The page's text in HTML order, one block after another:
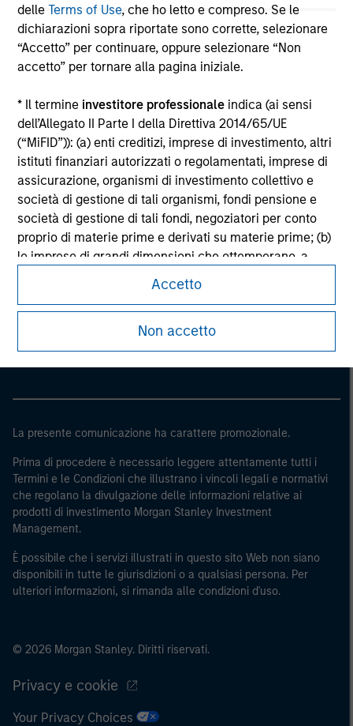
delleTerms of Use, che ho letto e compreso. Se le
dichiarazioni sopra riportate sono corrette, selezionare
“Accetto” per continuare, oppure selezionare “Non
accetto” per tornare alla pagina iniziale.
* Il termine investitore professionale indica (ai sensi
dell’Allegato II Parte I della Direttiva 2014/65/UE
(“MiFID”)): (a) enti creditizi, imprese di investimento, altri
istituti finanziari autorizzati o regolamentati, imprese di
assicurazione, organismi di investimento collettivo e
società di gestione di tali organismi, fondi pensione e
società di gestione di tali fondi, negoziatori per conto
proprio di materie prime e derivati su materie prime; (b)
le imprese di grandi dimensioni che ottemperano, a
livello di singola società, ad almeno due dei seguenti
criteri dimensionali: (i) totale di bilancio: EUR 20 milioni,
(ii) fatturato netto: EUR 40 milioni o (iii) fondi propri: EUR
2 milioni, che agiscono per proprio conto; o (c) i governi
nazionali e regionali, compresi gli enti pubblici incaricati
della gestione del debito pubblico a livello nazionale o
la BEI e altre organizzazioni internazionali analoghe, che
Si osservi che la definizione di Investitore professionale
potrebbe non essere una definizione fornita dall’autorità
di regolamentazione del paese da cui si accede al sito
web.
Accetto
Non accetto
All investing involves risks, including a loss of principal.
Please refer to the strategy detail page for important
information on the strategy, including additional risk
considerations.
Morgan Stanley Careers
La presente comunicazione ha carattere promozionale.
Prima di procedere è necessario leggere attentamente tutti i
Termini e le Condizioni che illustrano i vincoli legali e normativi
che regolano la divulgazione delle informazioni relative ai
prodotti di investimento Morgan Stanley Investment
Management.
È possibile che i servizi illustrati in questo sito Web non siano
disponibili in tutte le giurisdizioni o a qualsiasi persona. Per
ulteriori informazioni, si rimanda alle condizioni d'uso.
© 2026 Morgan Stanley. Diritti riservati.
Privacy e cookie
Your Privacy Choices